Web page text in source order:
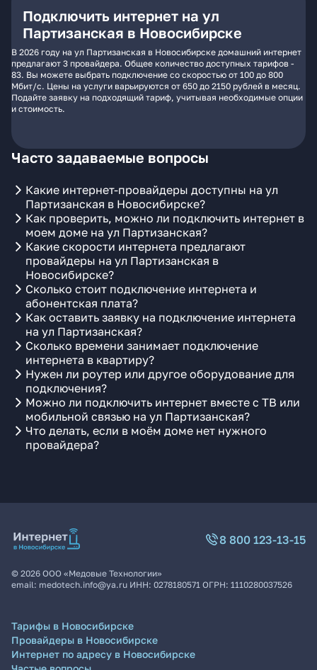
Подключить интернет на ул
Партизанская в Новосибирске
В 2026 году на ул Партизанская в Новосибирске домашний интернет
предлагают 3 провайдера. Общее количество доступных тарифов -
83. Вы можете выбрать подключение со скоростью от 100 до 800
Мбит/с. Цены на услуги варьируются от 650 до 2150 рублей в месяц.
Подайте заявку на подходящий тариф, учитывая необходимые опции
и стоимость.
Часто задаваемые вопросы
Какие интернет-провайдеры доступны на ул
Партизанская в Новосибирске?
Как проверить, можно ли подключить интернет в
моем доме на ул Партизанская?
Какие скорости интернета предлагают
провайдеры на ул Партизанская в
Новосибирске?
Сколько стоит подключение интернета и
абонентская плата?
Как оставить заявку на подключение интернета
на ул Партизанская?
Сколько времени занимает подключение
интернета в квартиру?
Нужен ли роутер или другое оборудование для
подключения?
Можно ли подключить интернет вместе с ТВ или
мобильной связью на ул Партизанская?
Что делать, если в моём доме нет нужного
провайдера?
8 800 123-13-15
© 2026 ООО «Медовые Технологии»
email: medotech.info@ya.ru ИНН: 0278180571 ОГРН: 1110280037526
Тарифы в Новосибирске
Провайдеры в Новосибирске
Интернет по адресу в Новосибирске